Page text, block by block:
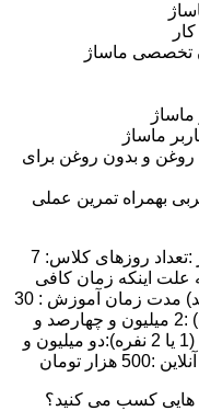
تخصصی ماساژ
ماساژ
ماساژ
روغن و بدون روغن برای
بهمراه تمرین عملی
مدت زمان و شهریه دوره آموزش ماساژ :تعداد روزهای کلاس: 7
8 نفر نهایتا (به علت اینکه زمان کافی
برای تمرین و مرور همه وجود داشته باشد) مدت زمان آموزش : 30
ساعت شهریه کلاس گروهی (1 تا 8 نفره) :2 میلیون و چهارصد و
پنجاه هزار تومان شهریه کلاس خصوصی (1 یا 2 نفره):دو میلیون و
تومان
هایی کسب می کنید؟